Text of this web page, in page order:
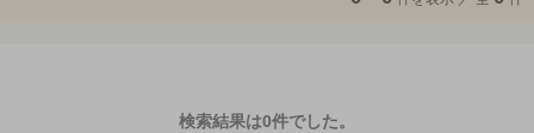
検索結果は0件でした。